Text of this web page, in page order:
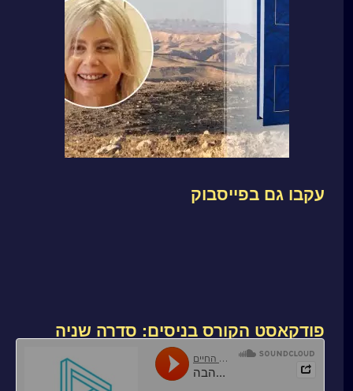
עקבו גם בפייסבוק
פודקאסט הקורס בניסים: סדרה שניה